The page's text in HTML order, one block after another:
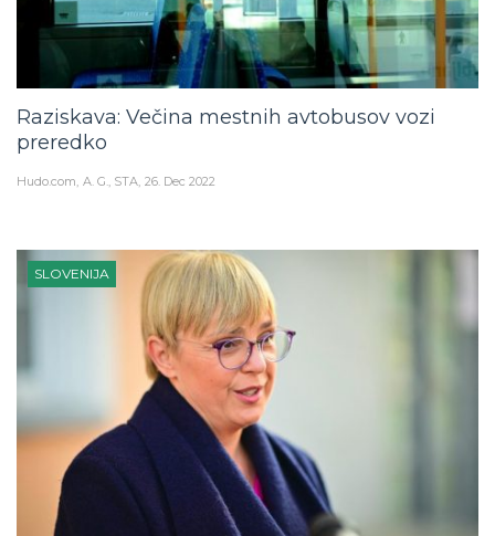
Raziskava: Večina mestnih avtobusov vozi
preredko
Hudo.com A. G., STA 26. Dec 2022
SLOVENIJA